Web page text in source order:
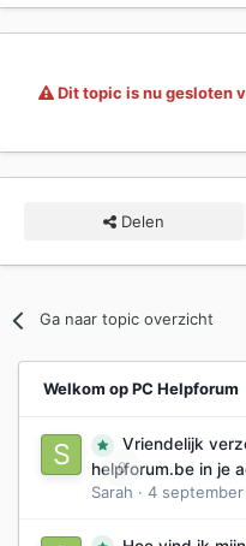
Dit topic is nu gesloten
Delen
Ga naar topic overzicht
Welkom op PC Helpforum
0
Vriendelijk
helpforum.be in je
Sarah · 4 september